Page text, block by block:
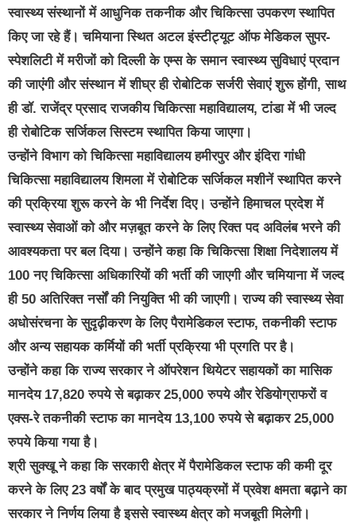
स्वास्थ्य संस्थानों में आधुनिक तकनीक और चिकित्सा उपकरण स्थापित
किए जा रहे हैं। चमियाना स्थित अटल इंस्टीट्यूट ऑफ मेडिकल सुपर-
स्पेशलिटी में मरीजों को दिल्ली के एम्स के समान स्वास्थ्य सुविधाएं प्रदान
की जाएंगी और संस्थान में शीघ्र ही रोबोटिक सर्जरी सेवाएं शुरू होंगी, साथ
ही डॉ. राजेंद्र प्रसाद राजकीय चिकित्सा महाविद्यालय, टांडा में भी जल्द
ही रोबोटिक सर्जिकल सिस्टम स्थापित किया जाएगा।
उन्होंने विभाग को चिकित्सा महाविद्यालय हमीरपुर और इंदिरा गांधी
चिकित्सा महाविद्यालय शिमला में रोबोटिक सर्जिकल मशीनें स्थापित करने
की प्रक्रिया शुरू करने के भी निर्देश दिए। उन्होंने हिमाचल प्रदेश में
स्वास्थ्य सेवाओं को और मज़बूत करने के लिए रिक्त पद अविलंब भरने की
आवश्यकता पर बल दिया। उन्होंने कहा कि चिकित्सा शिक्षा निदेशालय में
100 नए चिकित्सा अधिकारियों की भर्ती की जाएगी और चमियाना में जल्द
ही 50 अतिरिक्त नर्सों की नियुक्ति भी की जाएगी। राज्य की स्वास्थ्य सेवा
अधोसंरचना के सुदृढ़ीकरण के लिए पैरामेडिकल स्टाफ, तकनीकी स्टाफ
और अन्य सहायक कर्मियों की भर्ती प्रक्रिया भी प्रगति पर है।
उन्होंने कहा कि राज्य सरकार ने ऑपरेशन थियेटर सहायकों का मासिक
मानदेय 17,820 रुपये से बढ़ाकर 25,000 रुपये और रेडियोग्राफरों व
एक्स-रे तकनीकी स्टाफ का मानदेय 13,100 रुपये से बढ़ाकर 25,000
रुपये किया गया है।
श्री सुक्खू ने कहा कि सरकारी क्षेत्र में पैरामेडिकल स्टाफ की कमी दूर
करने के लिए 23 वर्षों के बाद प्रमुख पाठ्यक्रमों में प्रवेश क्षमता बढ़ाने का
सरकार ने निर्णय लिया है इससे स्वास्थ्य क्षेत्र को मजबूती मिलेगी।